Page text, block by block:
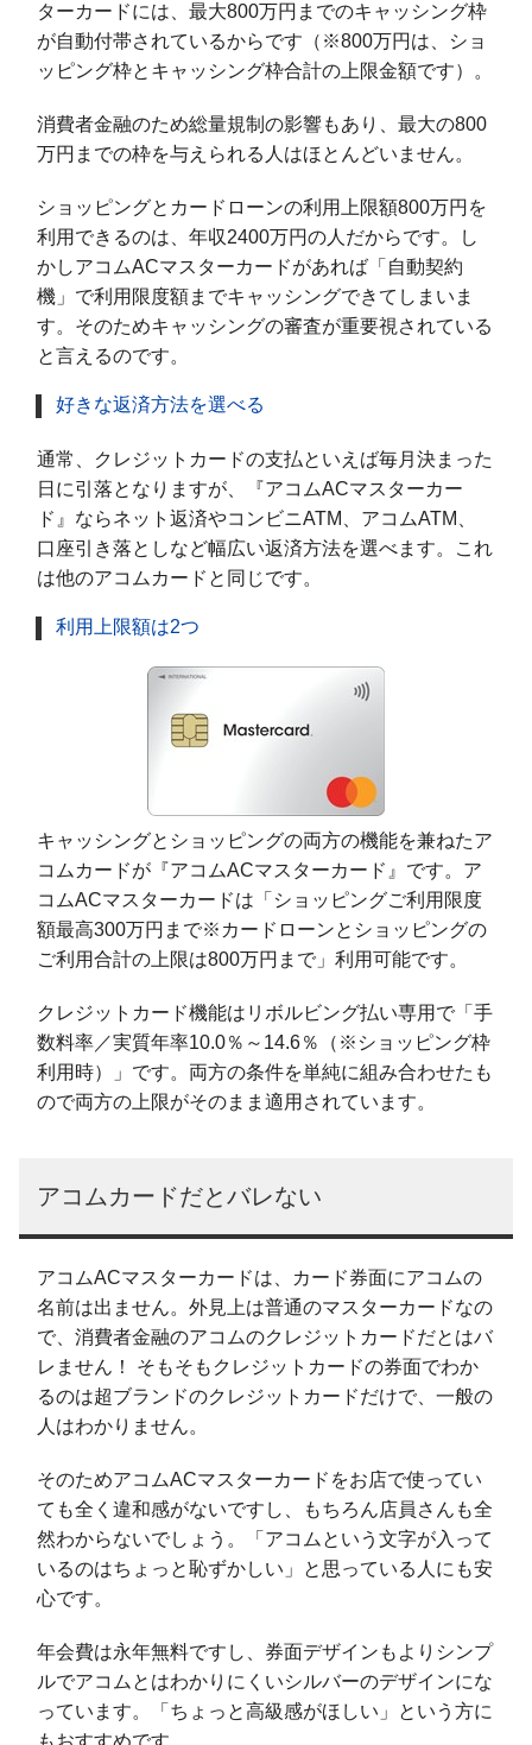
ターカードには、最大800万円までのキャッシング枠
が自動付帯されているからです（※800万円は、ショ
ッピング枠とキャッシング枠合計の上限金額です）。
消費者金融のため総量規制の影響もあり、最大の800
万円までの枠を与えられる人はほとんどいません。
ショッピングとカードローンの利用上限額800万円を
利用できるのは、年収2400万円の人だからです。し
かしアコムACマスターカードがあれば「自動契約
機」で利用限度額までキャッシングできてしまいま
す。そのためキャッシングの審査が重要視されている
と言えるのです。
好きな返済方法を選べる
通常、クレジットカードの支払といえば毎月決まった
日に引落となりますが、『アコムACマスターカー
ド』ならネット返済やコンビニATM、アコムATM、
口座引き落としなど幅広い返済方法を選べます。これ
は他のアコムカードと同じです。
利用上限額は2つ
キャッシングとショッピングの両方の機能を兼ねたア
コムカードが『アコムACマスターカード』です。ア
コムACマスターカードは「ショッピングご利用限度
額最高300万円まで※カードローンとショッピングの
ご利用合計の上限は800万円まで」利用可能です。
クレジットカード機能はリボルビング払い専用で「手
数料率／実質年率10.0％～14.6％（※ショッピング枠
利用時）」です。両方の条件を単純に組み合わせたも
ので両方の上限がそのまま適用されています。
アコムカードだとバレない
アコムACマスターカードは、カード券面にアコムの
名前は出ません。外見上は普通のマスターカードなの
で、消費者金融のアコムのクレジットカードだとはバ
レません！ そもそもクレジットカードの券面でわか
るのは超ブランドのクレジットカードだけで、一般の
人はわかりません。
そのためアコムACマスターカードをお店で使ってい
ても全く違和感がないですし、もちろん店員さんも全
然わからないでしょう。「アコムという文字が入って
いるのはちょっと恥ずかしい」と思っている人にも安
心です。
年会費は永年無料ですし、券面デザインもよりシンプ
ルでアコムとはわかりにくいシルバーのデザインにな
っています。「ちょっと高級感がほしい」という方に
もおすすめです。